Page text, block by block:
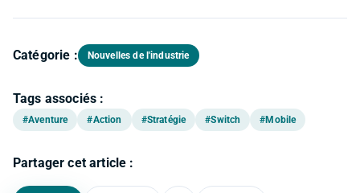
Catégorie : Nouvelles de l'industrie
Tags associés :
#Aventure #Action #Stratégie #Switch #Mobile
Partager cet article :